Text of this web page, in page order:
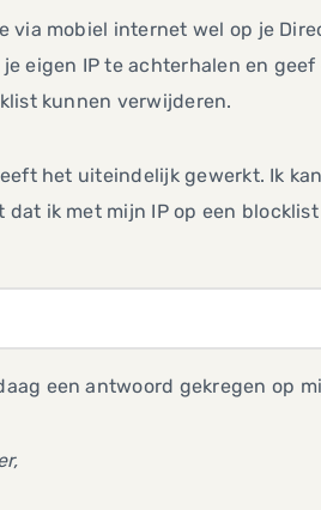
via mobiel internet wel op je
je eigen IP te achterhalen en
kunnen verwijderen.
het uiteindelijk gewerkt. Ik
dat ik met mijn IP op een
een antwoord gekregen op